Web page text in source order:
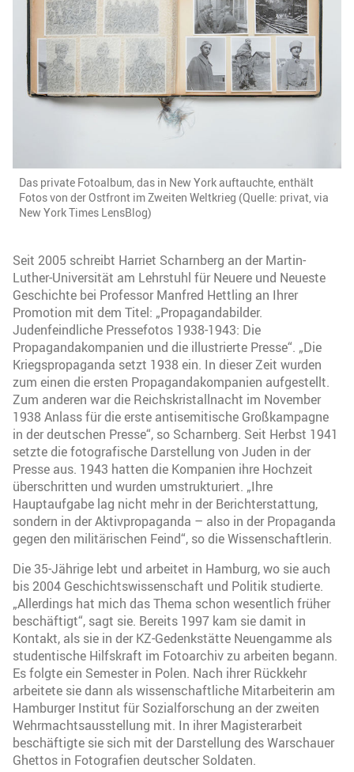
Das private Fotoalbum, das in New York auftauchte, enthält
Fotos von der Ostfront im Zweiten Weltkrieg (Quelle: privat, via
New York Times LensBlog)
Seit 2005 schreibt Harriet Scharnberg an der Martin-
Luther-Universität am Lehrstuhl für Neuere und Neueste
Geschichte bei Professor Manfred Hettling an Ihrer
Promotion mit dem Titel: „Propagandabilder.
Judenfeindliche Pressefotos 1938-1943: Die
Propagandakompanien und die illustrierte Presse“. „Die
Kriegspropaganda setzt 1938 ein. In dieser Zeit wurden
zum einen die ersten Propagandakompanien aufgestellt.
Zum anderen war die Reichskristallnacht im November
1938 Anlass für die erste antisemitische Großkampagne
in der deutschen Presse“, so Scharnberg. Seit Herbst 1941
setzte die fotografische Darstellung von Juden in der
Presse aus. 1943 hatten die Kompanien ihre Hochzeit
überschritten und wurden umstrukturiert. „Ihre
Hauptaufgabe lag nicht mehr in der Berichterstattung,
sondern in der Aktivpropaganda – also in der Propaganda
gegen den militärischen Feind“, so die Wissenschaftlerin.
Die 35-Jährige lebt und arbeitet in Hamburg, wo sie auch
bis 2004 Geschichtswissenschaft und Politik studierte.
„Allerdings hat mich das Thema schon wesentlich früher
beschäftigt“, sagt sie. Bereits 1997 kam sie damit in
Kontakt, als sie in der KZ-Gedenkstätte Neuengamme als
studentische Hilfskraft im Fotoarchiv zu arbeiten begann.
Es folgte ein Semester in Polen. Nach ihrer Rückkehr
arbeitete sie dann als wissenschaftliche Mitarbeiterin am
Hamburger Institut für Sozialforschung an der zweiten
Wehrmachtsausstellung mit. In ihrer Magisterarbeit
beschäftigte sie sich mit der Darstellung des Warschauer
Ghettos in Fotografien deutscher Soldaten.